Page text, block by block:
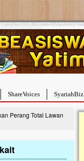
ShareVoices SyariahBiz
Perang Total Lawan